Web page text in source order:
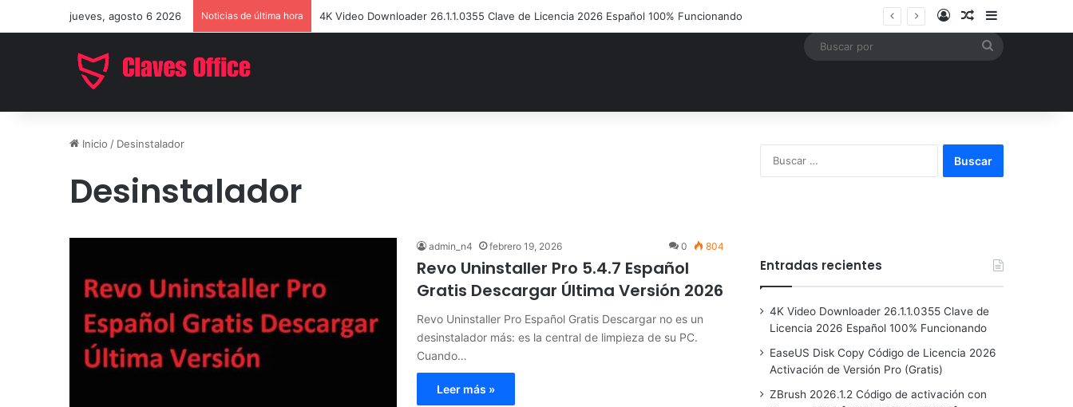
jueves, agosto 6 2026 Noticias de última hora EaseUS Disk Copy Código de Licencia 2026 Activación de Versión Pro (Gratis) AccesoPublicación al
Barra lateral
Inicio / Desinstalador
Desinstalador
admin_n4 febrero 19, 2026 0 804
Revo Uninstaller Pro 5.4.7 Español
Gratis Descargar Última Versión 2026
Revo Uninstaller Pro Español Gratis Descargar no es un
desinstalador más: es la central de limpieza de su PC.
Cuando…
Leer más »
Entradas recientes
4K Video Downloader 26.1.1.0355 Clave de
Licencia 2026 Español 100% Funcionando
EaseUS Disk Copy Código de Licencia 2026
Activación de Versión Pro (Gratis)
ZBrush 2026.1.2 Código de activación con